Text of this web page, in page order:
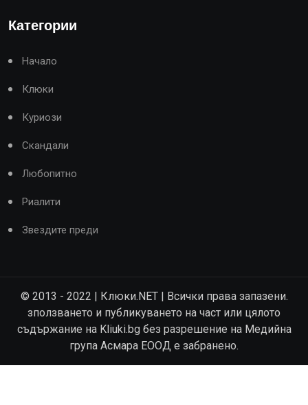
Категории
Начало
Клюки
Куриози
Скандали
Любопитно
Риалити
Звездите преди
© 2013 - 2022 | Клюки.NET | Всички права запазени.
зползването и публикуването на част или цялото
съдържание на Kliuki.bg без разрешение на Медийна
група Асмара ЕООД е забранено.